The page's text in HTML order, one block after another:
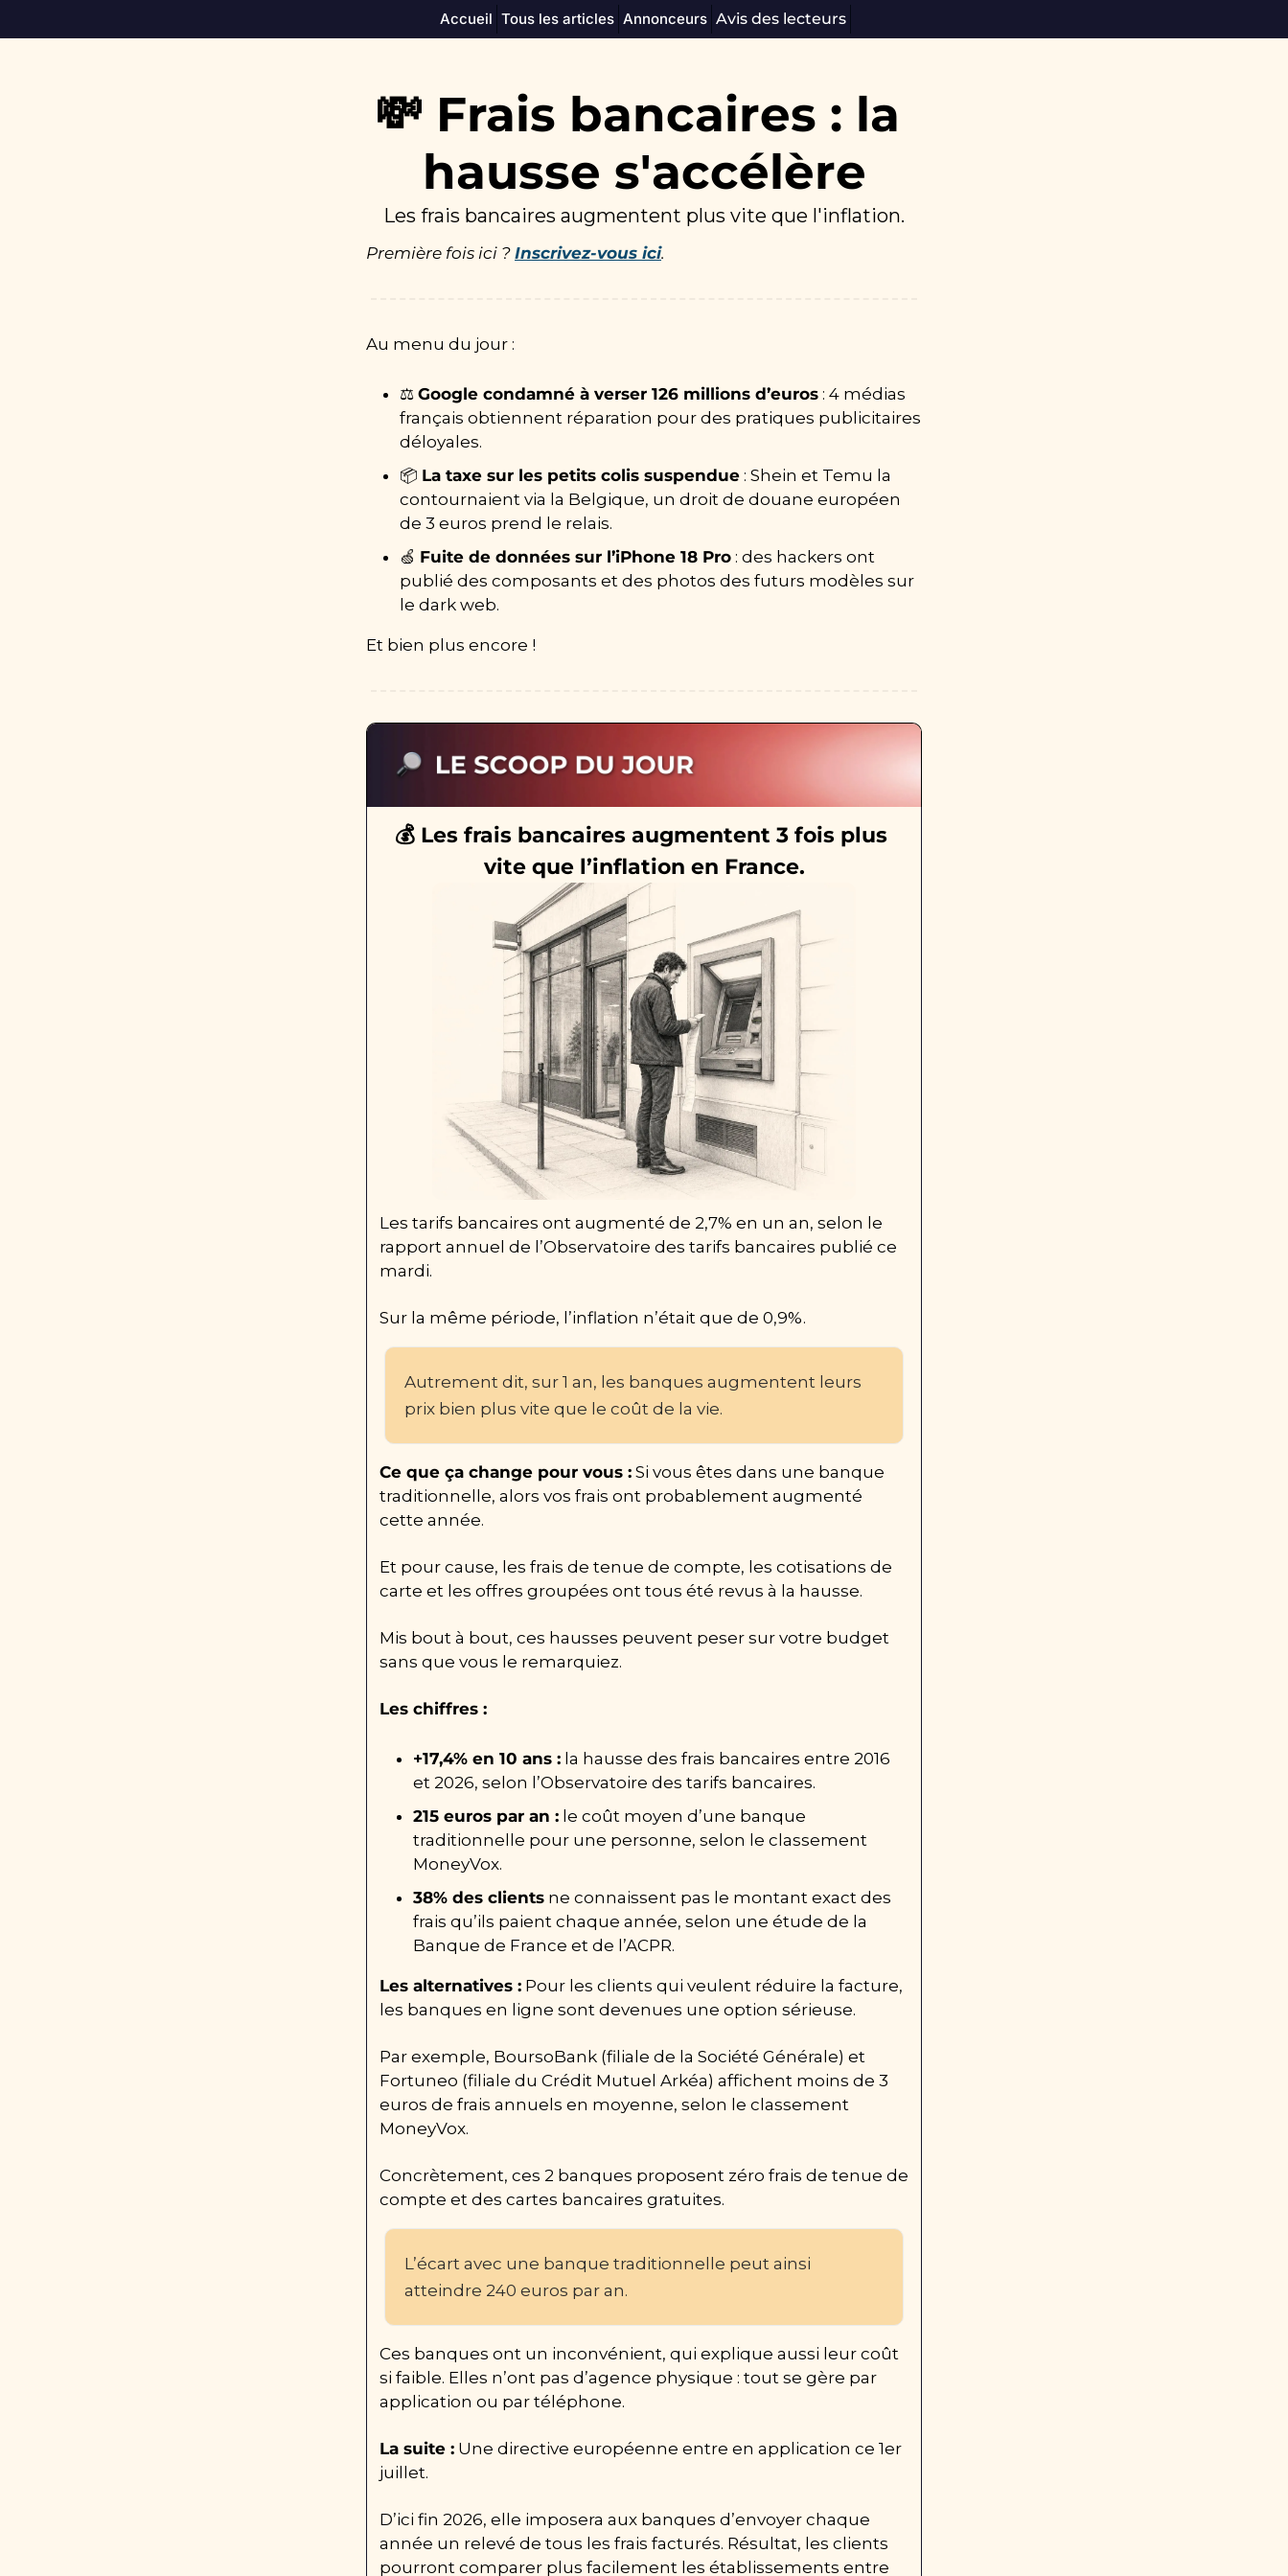
Accueil Tous les articles Annonceurs Avis des lecteurs
💸 Frais bancaires : la
hausse s'accélère
Les frais bancaires augmentent plus vite que l'inflation.
Première fois ici ? Inscrivez-vous ici.
Au menu du jour :
⚖️ Google condamné à verser 126 millions d’euros : 4 médias
français obtiennent réparation pour des pratiques publicitaires
déloyales.
📦 La taxe sur les petits colis suspendue : Shein et Temu la
contournaient via la Belgique, un droit de douane européen
de 3 euros prend le relais.
🍏 Fuite de données sur l’iPhone 18 Pro : des hackers ont
publié des composants et des photos des futurs modèles sur
le dark web.
Et bien plus encore !
💰 Les frais bancaires augmentent 3 fois plus
vite que l’inflation en France.
Les tarifs bancaires ont augmenté de 2,7% en un an, selon le
rapport annuel de l’Observatoire des tarifs bancaires publié ce
mardi.
Sur la même période, l’inflation n’était que de 0,9%.
Autrement dit, sur 1 an, les banques augmentent leurs
prix bien plus vite que le coût de la vie.
Ce que ça change pour vous : Si vous êtes dans une banque
traditionnelle, alors vos frais ont probablement augmenté
cette année.
Et pour cause, les frais de tenue de compte, les cotisations de
carte et les offres groupées ont tous été revus à la hausse.
Mis bout à bout, ces hausses peuvent peser sur votre budget
sans que vous le remarquiez.
Les chiffres :
+17,4% en 10 ans : la hausse des frais bancaires entre 2016
et 2026, selon l’Observatoire des tarifs bancaires.
215 euros par an : le coût moyen d’une banque
traditionnelle pour une personne, selon le classement
MoneyVox.
38% des clients ne connaissent pas le montant exact des
frais qu’ils paient chaque année, selon une étude de la
Banque de France et de l’ACPR.
Les alternatives : Pour les clients qui veulent réduire la facture,
les banques en ligne sont devenues une option sérieuse.
Par exemple, BoursoBank (filiale de la Société Générale) et
Fortuneo (filiale du Crédit Mutuel Arkéa) affichent moins de 3
euros de frais annuels en moyenne, selon le classement
MoneyVox.
Concrètement, ces 2 banques proposent zéro frais de tenue de
compte et des cartes bancaires gratuites.
L’écart avec une banque traditionnelle peut ainsi
atteindre 240 euros par an.
Ces banques ont un inconvénient, qui explique aussi leur coût
si faible. Elles n’ont pas d’agence physique : tout se gère par
application ou par téléphone.
La suite : Une directive européenne entre en application ce 1er
juillet.
D’ici fin 2026, elle imposera aux banques d’envoyer chaque
année un relevé de tous les frais facturés. Résultat, les clients
pourront comparer plus facilement les établissements entre